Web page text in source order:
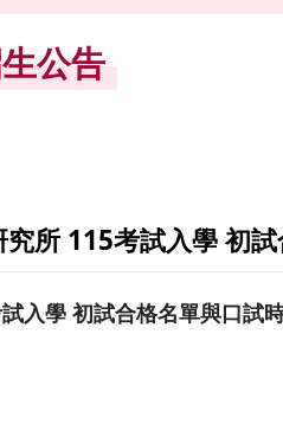
公告
所 115考試入學 初
入學 初試合格名單與口試時